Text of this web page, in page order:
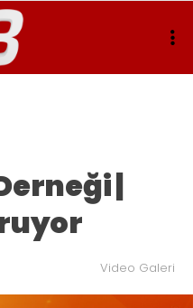
|
Video Galeri